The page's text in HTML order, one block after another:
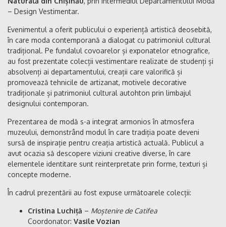
– Design Vestimentar.
Evenimentul a oferit publicului o experiență artistică deosebită,
în care moda contemporană a dialogat cu patrimoniul cultural
tradițional. Pe fundalul covoarelor și exponatelor etnografice,
au fost prezentate colecții vestimentare realizate de studenți și
absolvenți ai departamentului, creații care valorifică și
promovează tehnicile de artizanat, motivele decorative
tradiționale și patrimoniul cultural autohton prin limbajul
designului contemporan.
Prezentarea de modă s-a integrat armonios în atmosfera
muzeului, demonstrând modul în care tradiția poate deveni
sursă de inspirație pentru creația artistică actuală. Publicul a
avut ocazia să descopere viziuni creative diverse, în care
elementele identitare sunt reinterpretate prin forme, texturi și
concepte moderne.
În cadrul prezentării au fost expuse următoarele colecții:
Cristina Luchiță – Moștenire de Catifea
Coordonator: Vasile Vozian